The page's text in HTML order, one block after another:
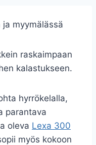
myymälässä
raskaimpaan
kalastukseen.
hyrrökelalla,
parantava
oleva Lexa 300
myös kokoon